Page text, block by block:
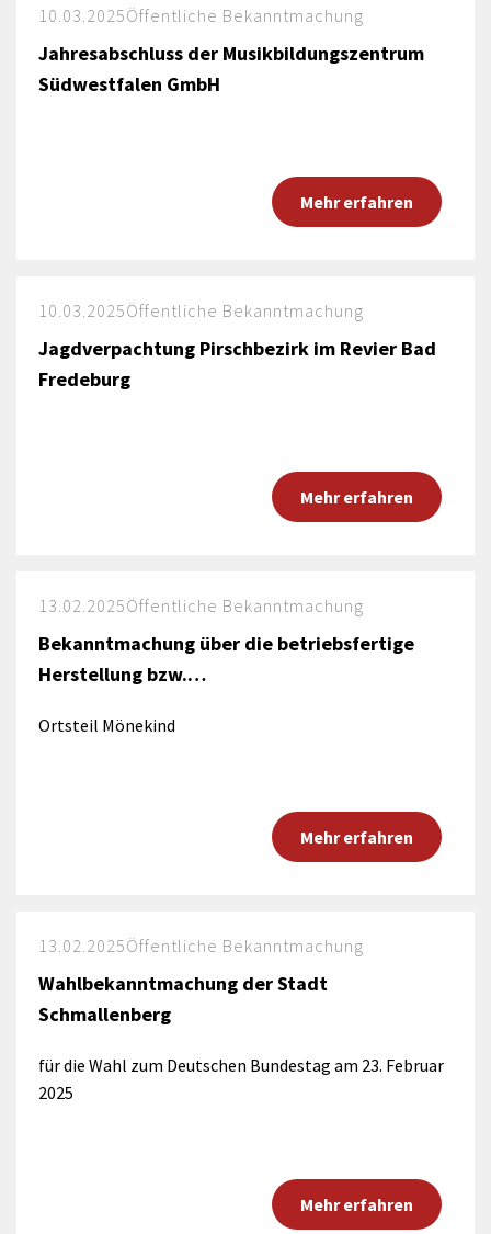
10.03.2025Öffentliche Bekanntmachung
Jahresabschluss der Musikbildungszentrum
Südwestfalen GmbH
Mehr erfahren
10.03.2025Öffentliche Bekanntmachung
Jagdverpachtung Pirschbezirk im Revier Bad
Fredeburg
Mehr erfahren
13.02.2025Öffentliche Bekanntmachung
Bekanntmachung über die betriebsfertige
Herstellung bzw.…
Ortsteil Mönekind
Mehr erfahren
13.02.2025Öffentliche Bekanntmachung
Wahlbekanntmachung der Stadt
Schmallenberg
für die Wahl zum Deutschen Bundestag am 23. Februar
2025
Mehr erfahren